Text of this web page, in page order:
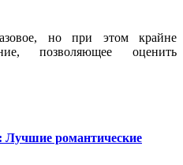
но при этом крайне
позволяющее оценить
романтические